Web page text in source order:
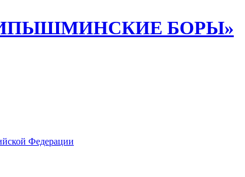
БОРЫ»